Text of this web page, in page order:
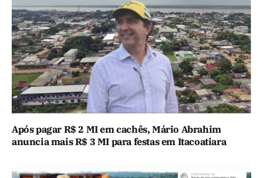
Após pagar R$ 2 MI em cachês, Mário Abrahim
anuncia mais R$ 3 MI para festas em Itacoatiara